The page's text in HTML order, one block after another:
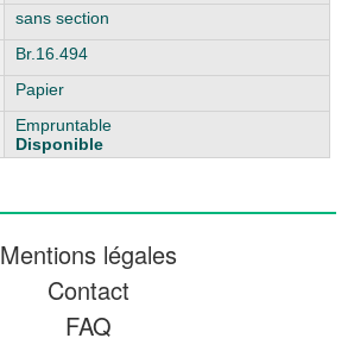
sans section
Br.16.494
Papier
Empruntable
Disponible
Mentions légales
Contact
FAQ